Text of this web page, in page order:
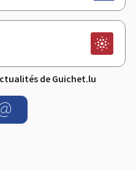
de Guichet.lu